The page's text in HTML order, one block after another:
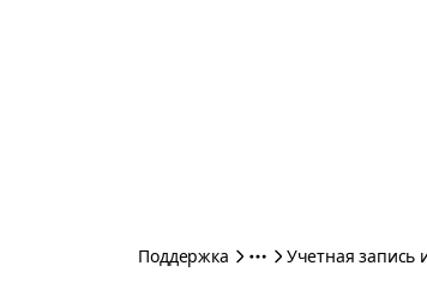
Поддержка Учетная запись